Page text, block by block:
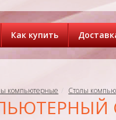
Как купить
компьютерные Столы